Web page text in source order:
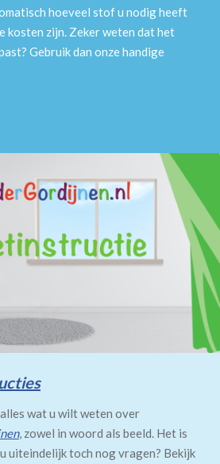
hoeveel stof u nodig heeft
kosten zijn. Zeker weten dat het
Gebruik dan onze handige
wat u wilt weten over
, zowel in woord als beeld. Het is
uiteindelijk toch nog vragen? Bekijk